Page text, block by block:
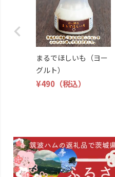
まるでほしいも（ヨー
グルト）
¥490 （税込）